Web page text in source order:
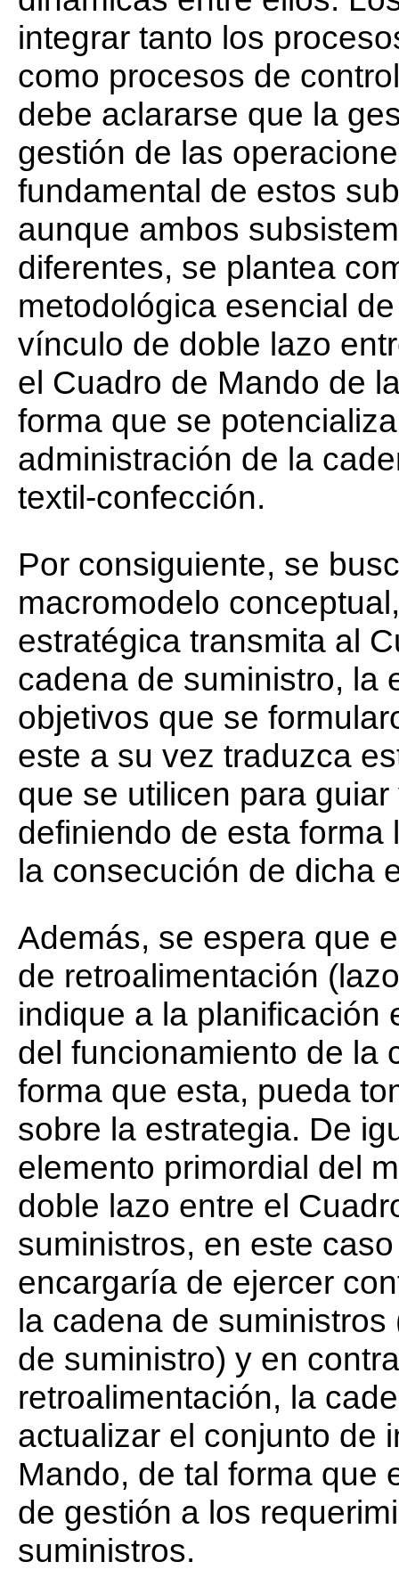
integrar tanto los
como procesos de
debe aclararse que la
gestión de las
fundamental de estos
aunque ambos
diferentes, se plantea
metodológica esencial
vínculo de doble lazo
el Cuadro de Mando de
forma que se
administración de la
textil-confección.
Por consiguiente, se
macromodelo
estratégica transmita al
cadena de suministro, la
objetivos que se
este a su vez traduzca
que se utilicen para
definiendo de esta
la consecución de dicha
Además, se espera que
de retroalimentación
indique a la planificación
del funcionamiento de la
forma que esta, pueda
sobre la estrategia. De
elemento primordial del
doble lazo entre el
suministros, en este
encargaría de ejercer
la cadena de
de suministro) y en
retroalimentación, la
actualizar el conjunto de
Mando, de tal forma que
de gestión a los
suministros.